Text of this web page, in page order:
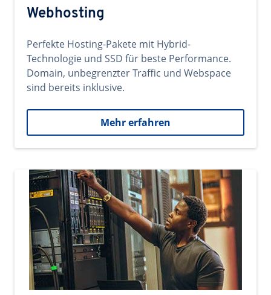
Webhosting
Perfekte Hosting-Pakete mit Hybrid-
Technologie und SSD für beste Performance.
Domain, unbegrenzter Traffic und Webspace
sind bereits inklusive.
Mehr erfahren